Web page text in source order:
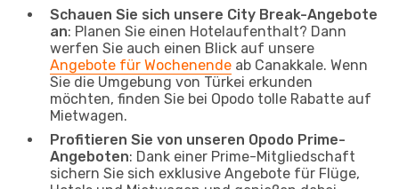
Schauen Sie sich unsere City Break-Angebote
an: Planen Sie einen Hotelaufenthalt? Dann
werfen Sie auch einen Blick auf unsere
Angebote für Wochenende ab Canakkale. Wenn
Sie die Umgebung von Türkei erkunden
möchten, finden Sie bei Opodo tolle Rabatte auf
Mietwagen.
Profitieren Sie von unseren Opodo Prime-
Angeboten: Dank einer Prime-Mitgliedschaft
sichern Sie sich exklusive Angebote für Flüge,